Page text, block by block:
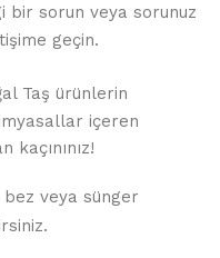
bir sorun veya sorunuz
geçin.
Taş ürünlerin
içeren
kaçınınız!
veya sünger